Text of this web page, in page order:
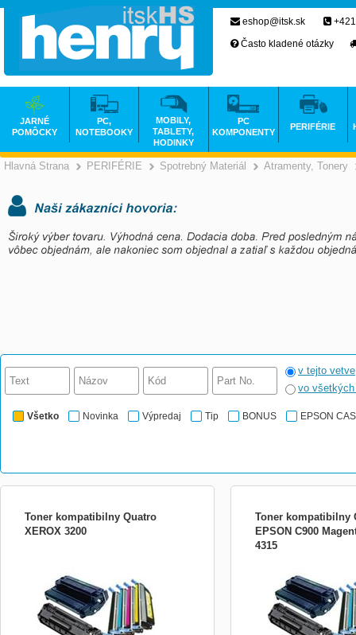
Hlavná Strana >
PERIFÉRIE >
Spotrebný Materiál >
Atramenty, Tonery
v tejto vetve
vo
Všetko Novinka Výpredaj Tip BONUS EPSON
Toner kompatibilny Quatro
XEROX 3200
Toner kompatibilny
EPSON C900
4315
eshop@itsk.sk
Často kladené otázky
JARNÉ
POMÔCKY
PC,
NOTEBOOKY
MOBILY,
TABLETY,
HODINKY
PC
KOMPONENTY
PERIFÉRIE